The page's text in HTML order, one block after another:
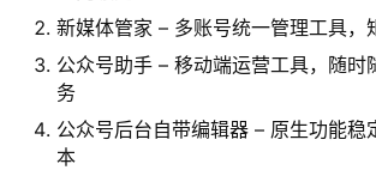
新媒体管家 – 多账号统一管理工具，
公众号助手 – 移动端运营工具，随时
务
公众号后台自带编辑器 – 原生功能稳
本